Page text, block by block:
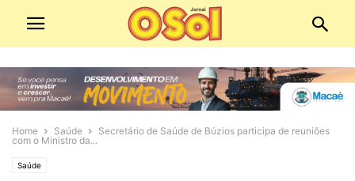
Home Saúde
Secretário de Saúde de Búzios participa de reuniões
com o Ministro da...
Saúde